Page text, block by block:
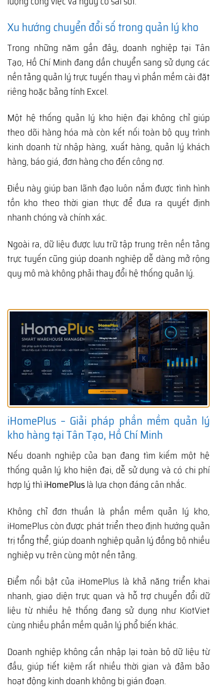
Xu hướng chuyển đổi số trong quản lý kho
Trong những năm gần đây, doanh nghiệp tại Tân
Tạo, Hồ Chí Minh đang dần chuyển sang sử dụng các
nền tảng quản lý trực tuyến thay vì phần mềm cài đặt
riêng hoặc bảng tính Excel.
Một hệ thống quản lý kho hiện đại không chỉ giúp
theo dõi hàng hóa mà còn kết nối toàn bộ quy trình
kinh doanh từ nhập hàng, xuất hàng, quản lý khách
hàng, báo giá, đơn hàng cho đến công nợ.
Điều này giúp ban lãnh đạo luôn nắm được tình hình
tồn kho theo thời gian thực để đưa ra quyết định
nhanh chóng và chính xác.
Ngoài ra, dữ liệu được lưu trữ tập trung trên nền tảng
trực tuyến cũng giúp doanh nghiệp dễ dàng mở rộng
quy mô mà không phải thay đổi hệ thống quản lý.
iHomePlus – Giải pháp phần mềm quản lý
kho hàng tại Tân Tạo, Hồ Chí Minh
Nếu doanh nghiệp của bạn đang tìm kiếm một hệ
thống quản lý kho hiện đại, dễ sử dụng và có chi phí
hợp lý thì iHomePluslà lựa chọn đáng cân nhắc.
Không chỉ đơn thuần là phần mềm quản lý kho,
iHomePlus còn được phát triển theo định hướng quản
trị tổng thể, giúp doanh nghiệp quản lý đồng bộ nhiều
nghiệp vụ trên cùng một nền tảng.
Điểm nổi bật của iHomePlus là khả năng triển khai
nhanh, giao diện trực quan và hỗ trợ chuyển đổi dữ
liệu từ nhiều hệ thống đang sử dụng như KiotViet
cùng nhiều phần mềm quản lý phổ biến khác.
Doanh nghiệp không cần nhập lại toàn bộ dữ liệu từ
đầu, giúp tiết kiệm rất nhiều thời gian và đảm bảo
hoạt động kinh doanh không bị gián đoạn.